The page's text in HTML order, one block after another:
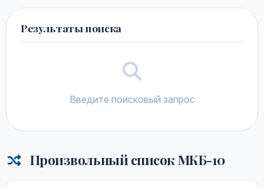
Результаты поиска
Введите поисковый запрос
Произвольный список МКБ-10